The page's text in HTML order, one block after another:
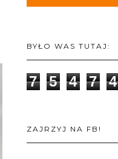
BYŁO WAS TUTAJ:
7 5 4 7 4
ZAJRZYJ NA FB!